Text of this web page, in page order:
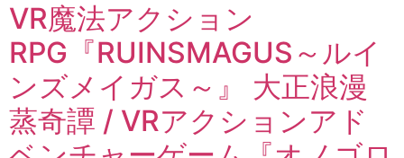
VR魔法アクション
RPG『RUINSMAGUS～ルイ
ンズメイガス～』 大正浪漫
蒸奇譚 / VRアクションアド